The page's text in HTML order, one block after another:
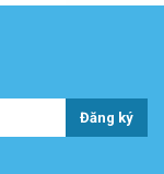
Đăng ký